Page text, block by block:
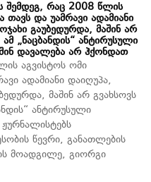
შემდეგ, რაც 2008 წლის
და უამრავი ადამიანი
გაუბედურდა, მაშინ არ
„ნაცბანდის“ ანტირუსული
დავალება არ ჰქონდათ
აგვისტოს ომი
ადამიანი დაიღუპა,
მაშინ არ გვახსოვს
ანტირუსული
ჟურნალისტებს
წევრი, განათლების
მოადგილე, გიორგი